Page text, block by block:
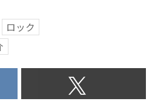
、読みやすさが重要です。見出
と小見出しを効果的に使用する
します。ニュースレターコラム第
1回では、dino上で「見出し」・
ロック